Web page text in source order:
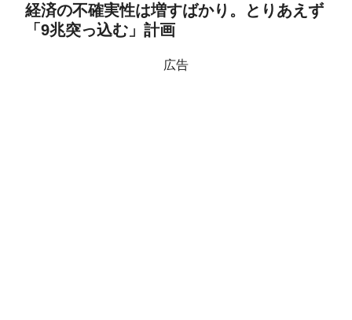
経済の不確実性は増すばかり。とりあえず
「9兆突っ込む」計画
広告